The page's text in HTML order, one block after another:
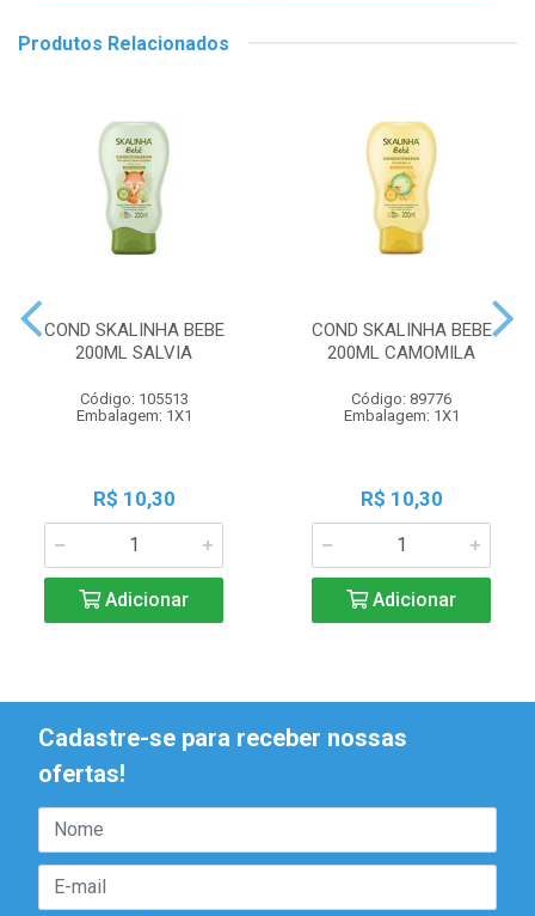
Produtos Relacionados
COND SKALINHA BEBE
200ML SALVIA
Código: 105513
Embalagem: 1X1
R$ 10,30
Adicionar
COND SKALINHA BEBE
200ML CAMOMILA
Código: 89776
Embalagem: 1X1
R$ 10,30
Adicionar
Cadastre-se para receber nossas
ofertas!